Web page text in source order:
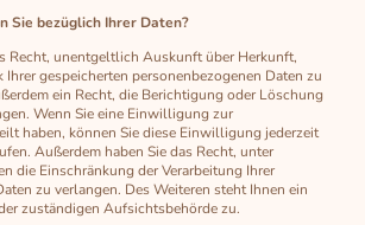
Sie bezüglich Ihrer Daten?
Recht, unentgeltlich Auskunft über Herkunft,
Ihrer gespeicherten personenbezogenen Daten zu
ein Recht, die Berichtigung oder Löschung
Wenn Sie eine Einwilligung zur
haben, können Sie diese Einwilligung jederzeit
Außerdem haben Sie das Recht, unter
die Einschränkung der Verarbeitung Ihrer
zu verlangen. Des Weiteren steht Ihnen ein
zuständigen Aufsichtsbehörde zu.